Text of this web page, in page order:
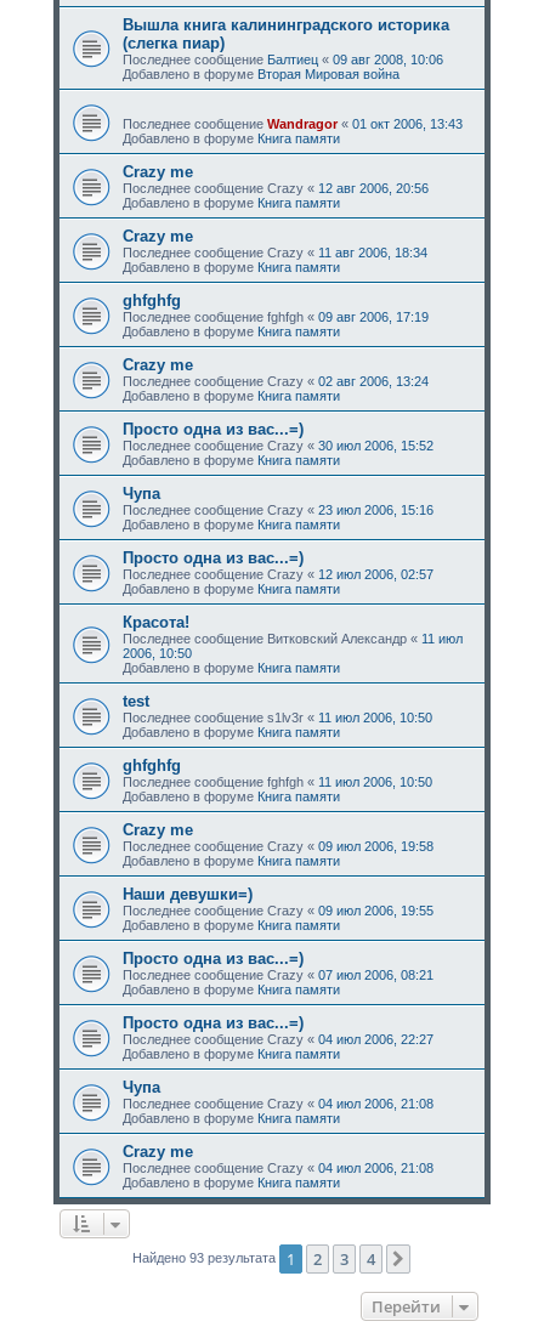
Вышла книга калининградского историка
(слегка пиар)
Последнее сообщение Балтиец« 09 авг 2008, 10:06
Добавлено в форуме Вторая Мировая война
Последнее сообщение Wandragor« 01 окт 2006, 13:43
Добавлено в форуме Книга памяти
Crazy me
Последнее сообщение Crazy« 12 авг 2006, 20:56
Добавлено в форуме Книга памяти
Crazy me
Последнее сообщение Crazy« 11 авг 2006, 18:34
Добавлено в форуме Книга памяти
ghfghfg
Последнее сообщение fghfgh« 09 авг 2006, 17:19
Добавлено в форуме Книга памяти
Crazy me
Последнее сообщение Crazy« 02 авг 2006, 13:24
Добавлено в форуме Книга памяти
Просто одна из вас...=)
Последнее сообщение Crazy« 30 июл 2006, 15:52
Добавлено в форуме Книга памяти
Чупа
Последнее сообщение Crazy« 23 июл 2006, 15:16
Добавлено в форуме Книга памяти
Просто одна из вас...=)
Последнее сообщение Crazy« 12 июл 2006, 02:57
Добавлено в форуме Книга памяти
Красота!
Последнее сообщение Витковский Александр« 11 июл
2006, 10:50
Добавлено в форуме Книга памяти
test
Последнее сообщение s1lv3r« 11 июл 2006, 10:50
Добавлено в форуме Книга памяти
ghfghfg
Последнее сообщение fghfgh« 11 июл 2006, 10:50
Добавлено в форуме Книга памяти
Crazy me
Последнее сообщение Crazy« 09 июл 2006, 19:58
Добавлено в форуме Книга памяти
Наши девушки=)
Последнее сообщение Crazy« 09 июл 2006, 19:55
Добавлено в форуме Книга памяти
Просто одна из вас...=)
Последнее сообщение Crazy« 07 июл 2006, 08:21
Добавлено в форуме Книга памяти
Просто одна из вас...=)
Последнее сообщение Crazy« 04 июл 2006, 22:27
Добавлено в форуме Книга памяти
Чупа
Последнее сообщение Crazy« 04 июл 2006, 21:08
Добавлено в форуме Книга памяти
Crazy me
Последнее сообщение Crazy« 04 июл 2006, 21:08
Добавлено в форуме Книга памяти
Найдено 93 результата 1 2 3 4
Перейти